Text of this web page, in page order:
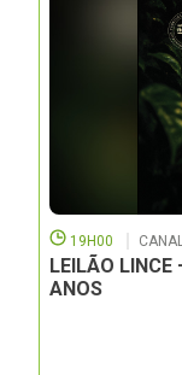
19H00
LEILÃO
ANOS